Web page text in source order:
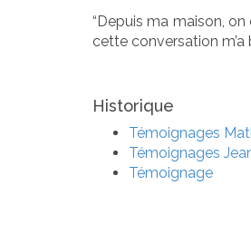
“Depuis ma maison,
cette conversation m’a
Historique
Témoignages
Témoignages
Témoignage